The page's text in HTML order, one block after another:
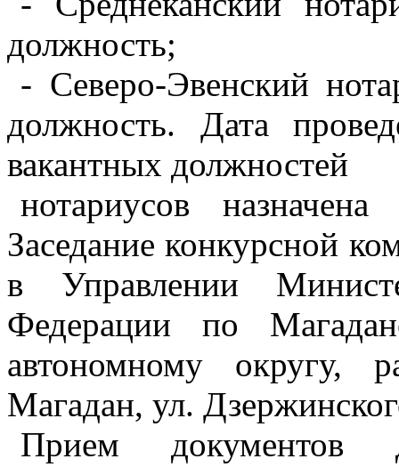
должность;
- Северо-Эвенский
должность. Дата
вакантных должностей
нотариусов
Заседание конкурсной
в Управлении
Федерации по
автономному округу,
Магадан, ул.
Прием документов